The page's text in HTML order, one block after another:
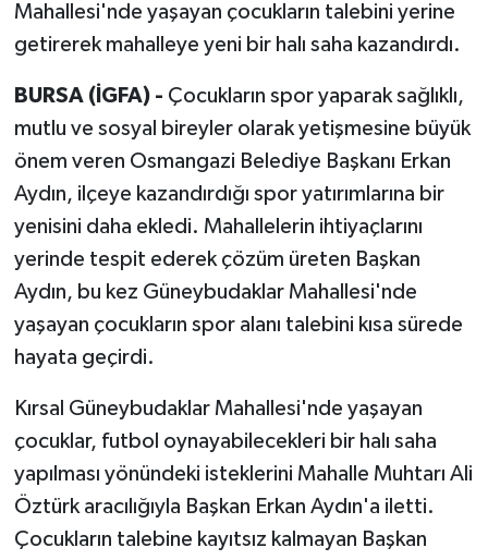
Mahallesi'nde yaşayan çocukların talebini yerine
getirerek mahalleye yeni bir halı saha kazandırdı.
BURSA (İGFA) - Çocukların spor yaparak sağlıklı,
mutlu ve sosyal bireyler olarak yetişmesine büyük
önem veren Osmangazi Belediye Başkanı Erkan
Aydın, ilçeye kazandırdığı spor yatırımlarına bir
yenisini daha ekledi. Mahallelerin ihtiyaçlarını
yerinde tespit ederek çözüm üreten Başkan
Aydın, bu kez Güneybudaklar Mahallesi'nde
yaşayan çocukların spor alanı talebini kısa sürede
hayata geçirdi.
Kırsal Güneybudaklar Mahallesi'nde yaşayan
çocuklar, futbol oynayabilecekleri bir halı saha
yapılması yönündeki isteklerini Mahalle Muhtarı Ali
Öztürk aracılığıyla Başkan Erkan Aydın'a iletti.
Çocukların talebine kayıtsız kalmayan Başkan